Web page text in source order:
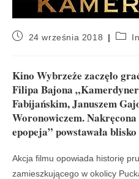
24 września 2018
Kino Wybrzeże zaczęło
Filipa Bajona
Fabijańskim, Januszem
Woronowiczem.
epopeja” powstawała
Akcja filmu opowiada historię
zamieszkującego w okolicy